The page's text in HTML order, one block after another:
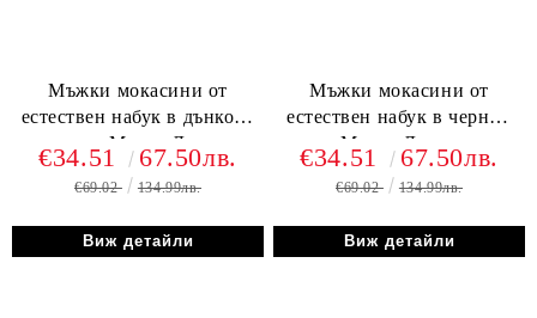
Мъжки мокасини от
естествен набук в дънково
синьо - Модел Дариус
€34.51 67.50лв.
€69.02 134.99лв.
Виж детайли
Мъжки мокасини от
естествен набук в черно -
Модел Давид
€34.51 67.50лв.
€69.02 134.99лв.
Виж детайли